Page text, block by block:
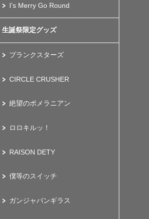
I's Merry Go Round
生誕祭限定グッズ
プランクスターズ
CIRCLE CRUSHER
絶望のポメラニアン
ロロキルッ！
RAISON DETY
僕等のスイッチ
ガンジャバンギラス